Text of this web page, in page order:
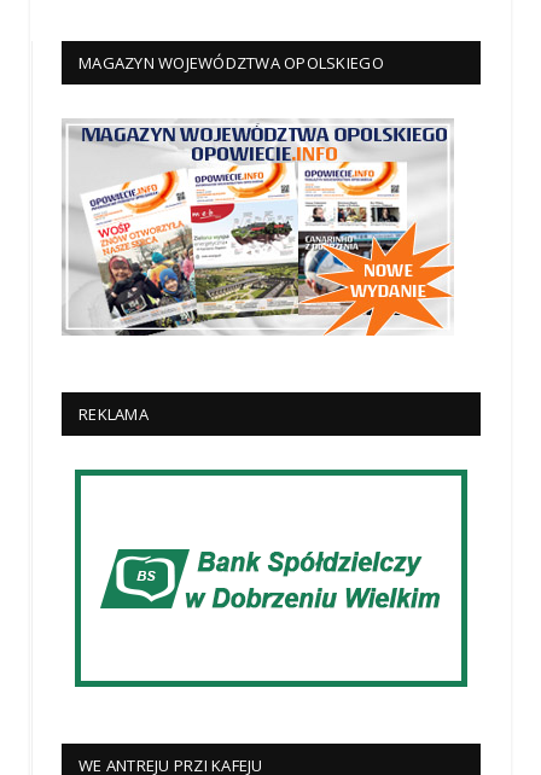
MAGAZYN WOJEWÓDZTWA OPOLSKIEGO
REKLAMA
WE ANTREJU PRZI KAFEJU